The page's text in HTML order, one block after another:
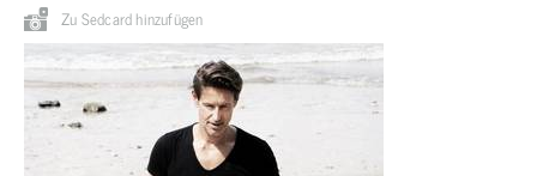
Zu Sedcard hinzufügen